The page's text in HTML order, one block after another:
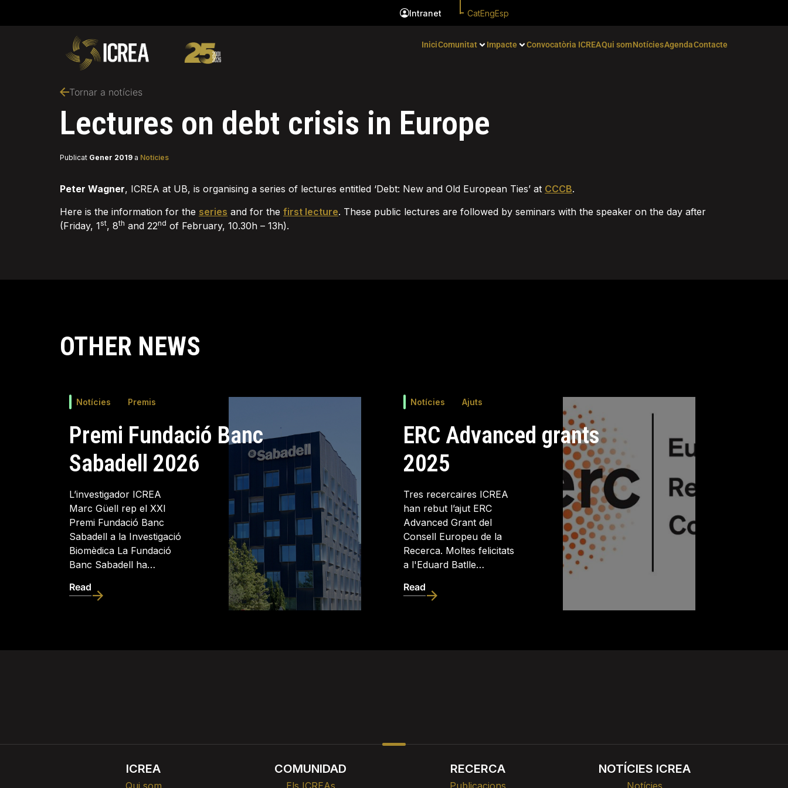
Intranet CatEngEsp
IniciComunitat Impacte Convocatòria ICREAQui somNotíciesAgendaContacte
Tornar a notícies
Lectures on debt crisis in Europe
Publicat Gener 2019 a Notícies
Peter Wagner, ICREA at UB, is organising a series of lectures entitled ‘Debt: New and Old European Ties’ at CCCB.
Here is the information for the series and for the first lecture. These public lectures are followed by seminars with the speaker on the day after
(Friday, 1st, 8th and 22nd of February, 10.30h – 13h).
OTHER NEWS
Notícies Premis
Premi Fundació Banc
Sabadell 2026
L’investigador ICREA
Marc Güell rep el XXI
Premi Fundació Banc
Sabadell a la Investigació
Biomèdica La Fundació
Banc Sabadell ha…
Read
Notícies Ajuts
ERC Advanced grants
2025
Tres recercaires ICREA
han rebut l’ajut ERC
Advanced Grant del
Consell Europeu de la
Recerca. Moltes felicitats
a l'Eduard Batlle…
Read
ICREA COMUNIDAD RECERCA NOTÍCIES ICREA